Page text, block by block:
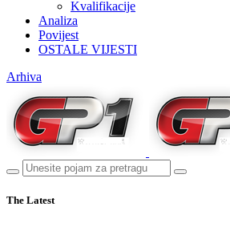
Kvalifikacije
Analiza
Povijest
OSTALE VIJESTI
Arhiva
The Latest